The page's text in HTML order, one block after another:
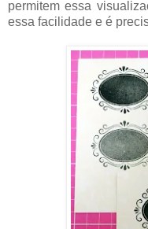
permitem essa
essa facilidade e é